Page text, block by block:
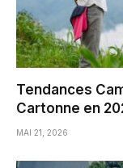
Tendances
Cartonne en
MAI 21, 2026